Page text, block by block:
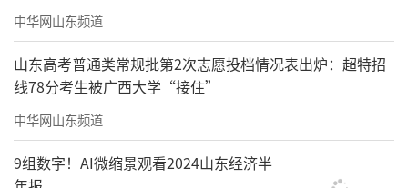
中华网山东频道
山东高考普通类常规批第2次志愿投档情况表出炉：超特招
线78分考生被广西大学“接住”
中华网山东频道
9组数字！AI微缩景观看2024山东经济半